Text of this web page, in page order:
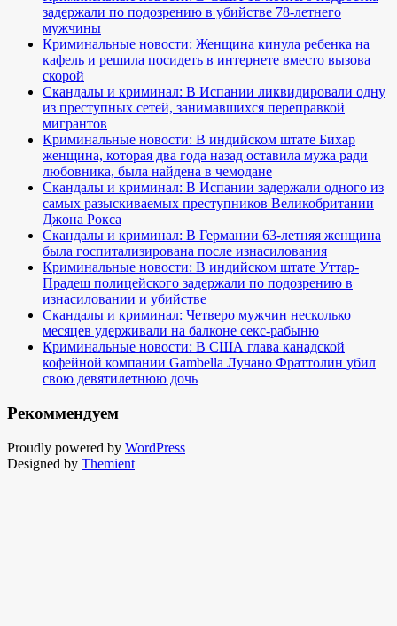
задержали по подозрению в убийстве 78-летнего
мужчины
Криминальные новости: Женщина кинула ребенка на
кафель и решила посидеть в интернете вместо вызова
скорой
Скандалы и криминал: В Испании ликвидировали одну
из преступных сетей, занимавшихся переправкой
мигрантов
Криминальные новости: В индийском штате Бихар
женщина, которая два года назад оставила мужа ради
любовника, была найдена в чемодане
Скандалы и криминал: В Испании задержали одного из
самых разыскиваемых преступников Великобритании
Джона Рокса
Скандалы и криминал: В Германии 63-летняя женщина
была госпитализирована после изнасилования
Криминальные новости: В индийском штате Уттар-
Прадеш полицейского задержали по подозрению в
изнасиловании и убийстве
Скандалы и криминал: Четверо мужчин несколько
месяцев удерживали на балконе секс-рабыню
Криминальные новости: В США глава канадской
кофейной компании Gambella Лучано Фраттолин убил
свою девятилетнюю дочь
Рекоммендуем
Proudly powered by WordPress
Designed by Themient